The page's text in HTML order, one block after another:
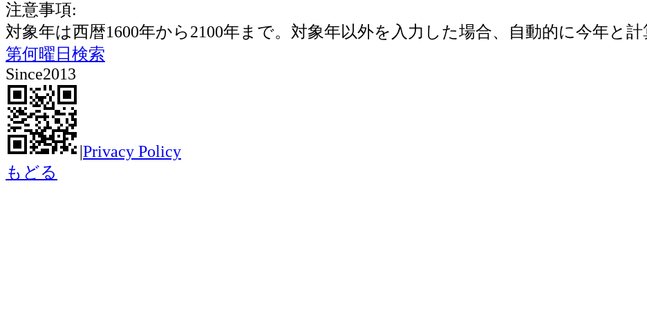
注意事項:
対象年は西暦1600年から2100年まで。対象年以外を入力した場合、自動的に今年と計
第何曜日検索
Since2013
|Privacy Policy
もどる